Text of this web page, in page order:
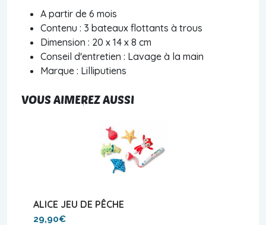
A partir de 6 mois
Contenu : 3 bateaux flottants à trous
Dimension : 20 x 14 x 8 cm
Conseil d'entretien : Lavage à la main
Marque : Lilliputiens
VOUS AIMEREZ AUSSI
ALICE JEU DE PÊCHE
29,90€